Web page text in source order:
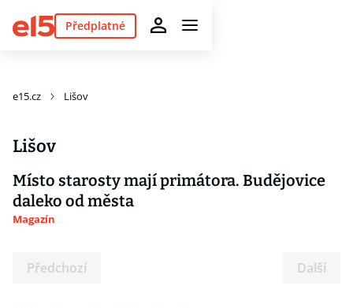
Předplatné
e15.cz Lišov
Lišov
Místo starosty mají primátora. Budějovice
daleko od města
Magazín
Předchozí Další